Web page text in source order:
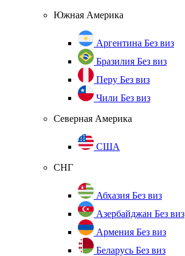
Южная Америка
Аргентина Без виз
Бразилия Без виз
Перу Без виз
Чили Без виз
Северная Америка
США
СНГ
Абхазия Без виз
Азербайджан Без виз
Армения Без виз
Беларусь Без виз